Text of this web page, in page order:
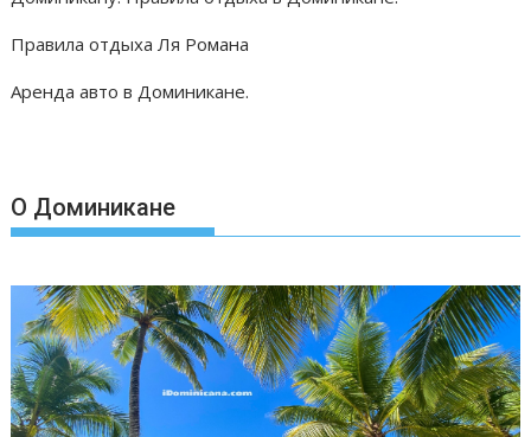
Правила отдыха Ля Романа
Аренда авто в Доминикане.
О Доминикане